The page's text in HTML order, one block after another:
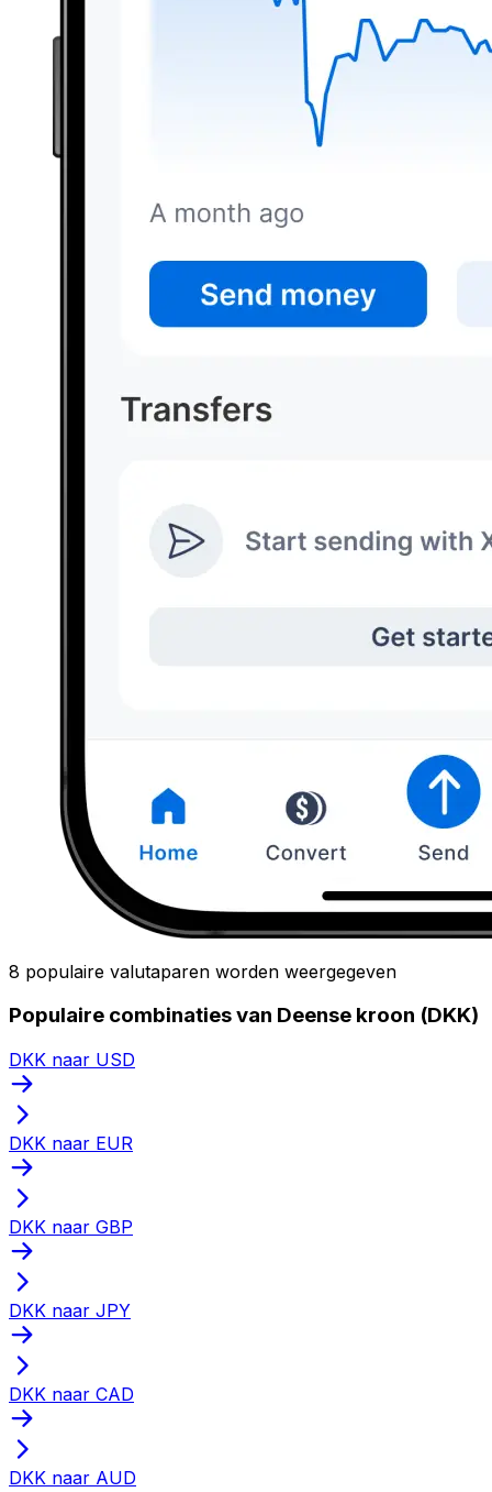
8 populaire valutaparen worden weergegeven
Populaire combinaties van Deense kroon (DKK)
DKK naar USD
DKK naar EUR
DKK naar GBP
DKK naar JPY
DKK naar CAD
DKK naar AUD